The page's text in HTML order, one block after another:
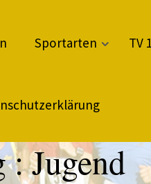
Sportarten TV
:Jugend